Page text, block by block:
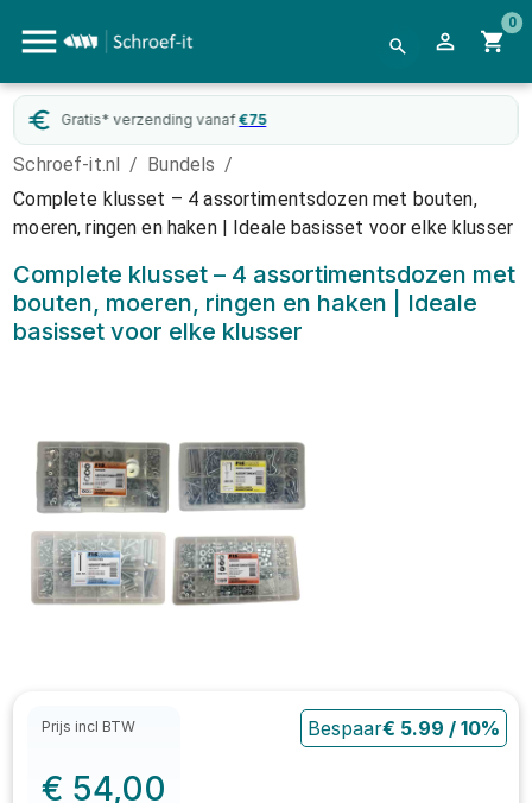
0
Gratis* verzending vanaf €75
Schroef-it.nl / Bundels /
Complete klusset – 4 assortimentsdozen met bouten,
moeren, ringen en haken | Ideale basisset voor elke klusser
Complete klusset – 4 assortimentsdozen met
bouten, moeren, ringen en haken | Ideale
basisset voor elke klusser
Prijs incl BTW
€ 54,00
Bespaar€ 5.99 / 10%